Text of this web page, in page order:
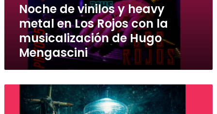
Noche de vinilos y heavy
metal en Los Rojos con la
musicalización de Hugo
Mengascini